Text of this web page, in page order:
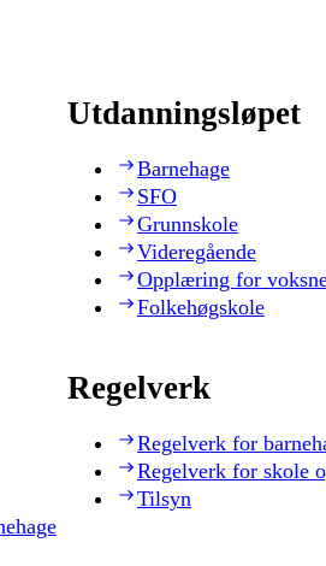
Utdanningsløpet
Barnehage
SFO
Grunnskole
Videregående
Opplæring for
Folkehøgskole
Regelverk
Regelverk for
Regelverk for skole
Tilsyn